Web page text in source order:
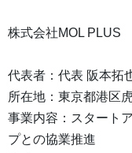
株式会社MOL PLUS
代表者：代表 阪本拓
所在地：東京都港区
事業内容：スタート
プとの協業推進